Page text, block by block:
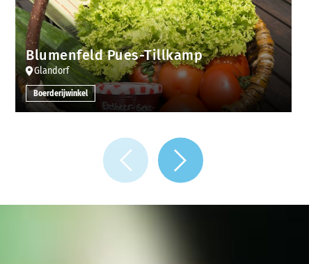
Blumenfeld Pues-Tillkamp
Glandorf
Boerderijwinkel